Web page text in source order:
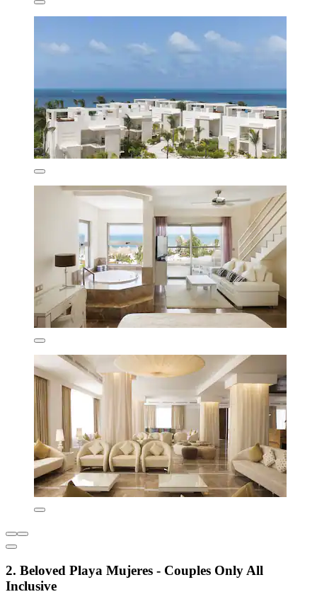
2. Beloved Playa Mujeres - Couples Only All
Inclusive